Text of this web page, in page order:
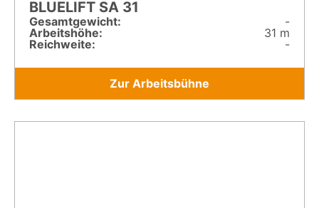
BLUELIFT SA 31
Gesamt­gewicht:
-
Arbeitshöhe:
31 m
Reichweite:
-
Zur Arbeitsbühne